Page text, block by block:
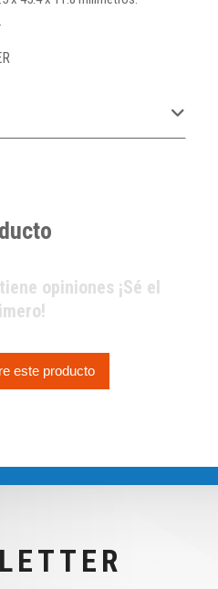
opiniones ¡Sé el
este producto